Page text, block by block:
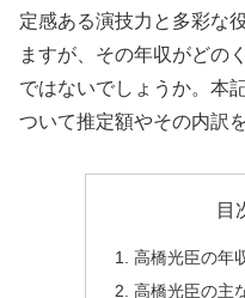
定感ある演技力と多彩な
ますが、その年収がどの
ではないでしょうか。本
ついて推定額やその内訳
目
高橋光臣の年
高橋光臣の主